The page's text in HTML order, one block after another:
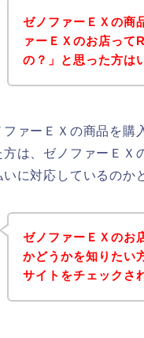
ゼノファーＥＸの商
ァーＥＸのお店って
の？」と思った方は
ファーＥＸの商品を
方は、ゼノファーＥＸ
に対応しているのか
ゼノファーＥＸのお
かどうかを知りたい
サイトをチェックさ